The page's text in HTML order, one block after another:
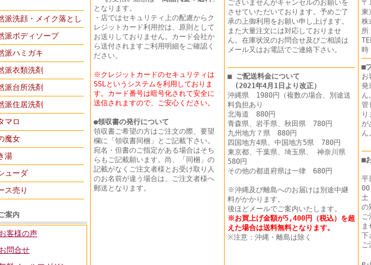
派洗顔・メイク落とし
派ボディソープ
派ハミガキ
派衣類洗剤
派台所洗剤
派住居洗剤
マロ
魔女
湯
ューダ
ス売り
案内
お客様の声
お問合せ
となります。
・店ではセキュリティ上の配慮からク
レジットカード利用控は、原則として
お送りしておりません。カード会社か
ら送付されますご利用明細をご確認く
ださい。
※クレジットカードのセキュリティは
SSLというシステムを利用しておりま
す。カード番号は暗号化されて安全に
送信されますので、ご安心ください。
●領収書の発行について
領収書ご希望の方はご注文の際、要望
欄に「領収書同梱」とご記載下さい。
宛名・但書のご指定がある場合はそち
らもご記載願います。尚、「同梱」の
記載がなくご注文者様とお受け取り人
のお名前が違う場合は、ご注文者様へ
郵送となります。
ございませんがキャンセルのお願いを
させていただいております。予めご了
承の上御利用をお願い申し上げます。
また大量注文には対応しておりませ
ん。在庫状況のお問合せ及びご相談は
メール又はお電話でご連絡下さい。
■ ご配送料金について
(2021年4月1日より改正）
沖縄県 1980円（複数の場合、別途送
料負担あり
北海道 880円
青森県、岩手県、秋田県 780円
九州地方７県 880円
四国地方4県、中国地方5県 780円
東京都、千葉県、埼玉県、 神奈川県
580円
その他の都道府県は一律 680円
※沖縄及び離島へのお届けは別途中継
料がかかります。
後ほどメールでご案内いたします。
※お買上げ金額が5,400円（税込）を超
えた場合は送料無料となります。
※注意：沖縄・離島は除く
〒
東
株
時
■
お
発
ん
管
り
が
■
平
00
土
の
ご
ま
下
ご